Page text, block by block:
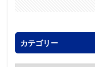
カテゴリー